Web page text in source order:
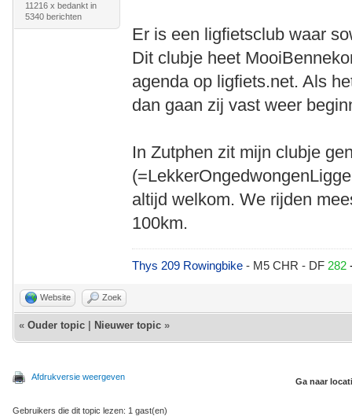
11216 x bedankt in
5340 berichten
Er is een ligfietsclub waar
Dit clubje heet
agenda op ligfiets.net. Als
dan gaan zij vast weer
In Zutphen zit mijn clubje
altijd welkom. We rijden
100km.
Thys 209 Rowingbike- M5 CHR - DF 282
Website Zoek
« Ouder topic Nieuwer topic »
Afdrukversie weergeven Ga naar
Gebruikers die dit topic lezen: 1 gast(en)